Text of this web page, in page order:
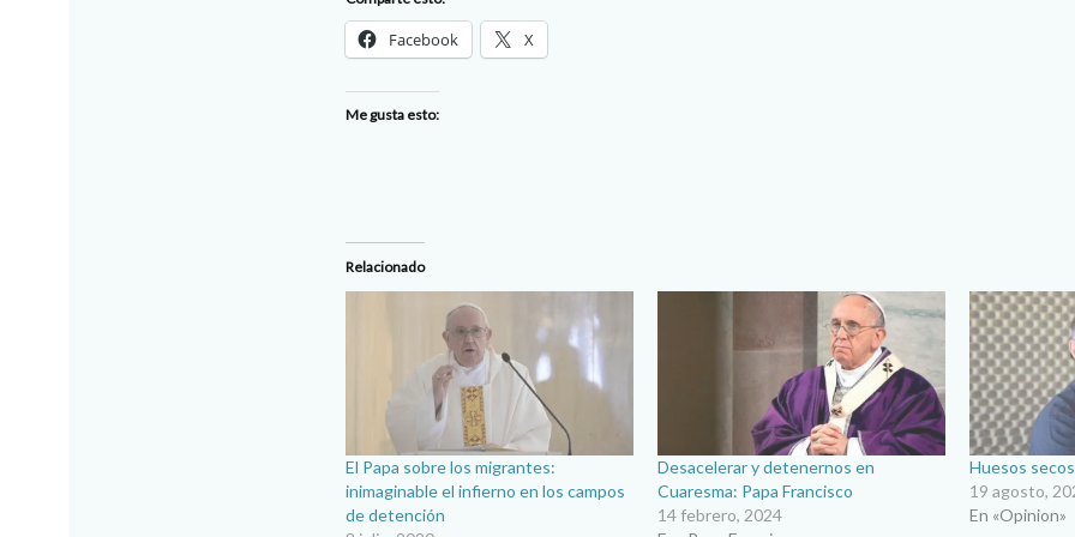
Facebook X
Me gusta esto:
Relacionado
El Papa sobre los migrantes:
inimaginable el infierno en los campos
de detención
Desacelerar y detenernos en
Cuaresma: Papa Francisco
14 febrero, 2024
Huesos secos
19 agosto,
En «Opinion»